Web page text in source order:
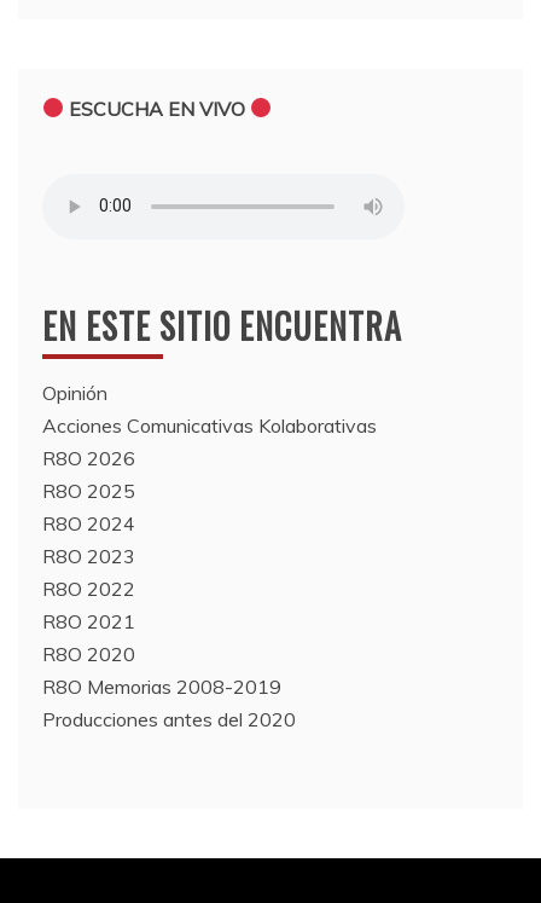
ESCUCHA EN VIVO
EN ESTE SITIO ENCUENTRA
Opinión
Acciones Comunicativas Kolaborativas
R8O 2026
R8O 2025
R8O 2024
R8O 2023
R8O 2022
R8O 2021
R8O 2020
R8O Memorias 2008-2019
Producciones antes del 2020